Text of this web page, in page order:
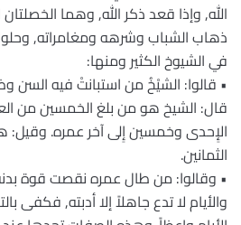
الله, وإذا قعد ذكر الله, وهما
ذهاب الشباب وشرهه ومغامراته,
في الشيوخ الكثير ومنها:
• قالوا: الشيْخُ من استبانتْ فيه السن
قال: الشيخ هو من بلغ الخمسين من
الإِحدى وخمسين إِلى آخر عمره.
الثمانين.
• وقالوا: من طال عمره نقصت قوة
والأيام لا تدع جاهلاً إلا أدبته, فكفى